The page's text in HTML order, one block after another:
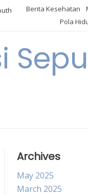
Berita Kesehatan
Pola
Archives
May 2025
March 2025